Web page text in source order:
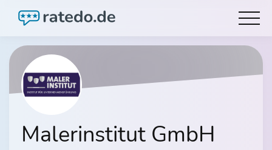
Malerinstitut GmbH